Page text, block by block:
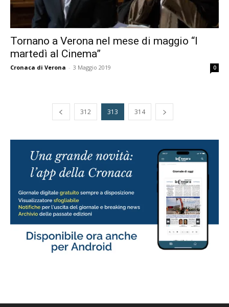
Tornano a Verona nel mese di maggio “I
martedì al Cinema”
Cronaca di Verona - 3 Maggio 2019 0
312 313 314